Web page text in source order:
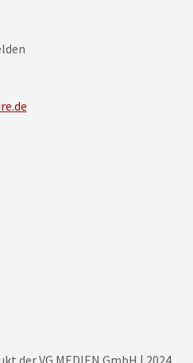
der VG MEDIEN GmbH | 2024